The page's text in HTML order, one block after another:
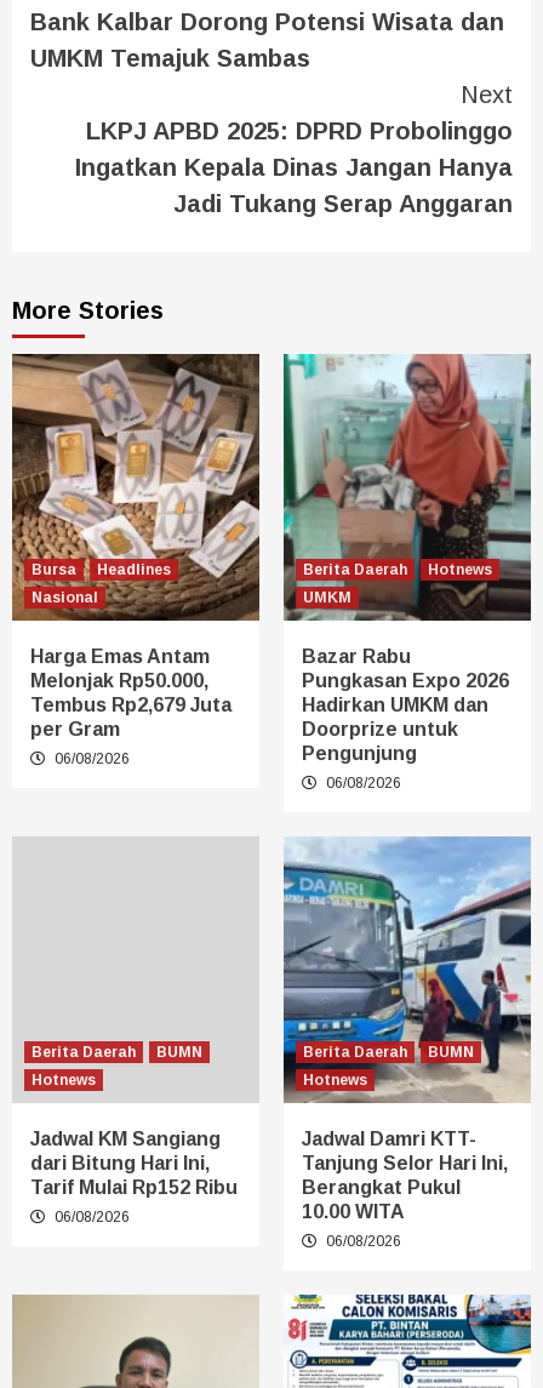
Bank Kalbar Dorong Potensi Wisata dan
UMKM Temajuk Sambas
Next
LKPJ APBD 2025: DPRD Probolinggo
Ingatkan Kepala Dinas Jangan Hanya
Jadi Tukang Serap Anggaran
More Stories
Bursa
Headlines
Nasional
Harga Emas Antam
Melonjak Rp50.000,
Tembus Rp2,679 Juta
per Gram
06/08/2026
Berita Daerah
Hotnews
UMKM
Bazar Rabu
Pungkasan Expo 2026
Hadirkan UMKM dan
Doorprize untuk
Pengunjung
06/08/2026
Berita Daerah
BUMN
Hotnews
Jadwal KM Sangiang
dari Bitung Hari Ini,
Tarif Mulai Rp152 Ribu
06/08/2026
Berita Daerah
BUMN
Hotnews
Jadwal Damri KTT-
Tanjung Selor Hari Ini,
Berangkat Pukul
10.00 WITA
06/08/2026